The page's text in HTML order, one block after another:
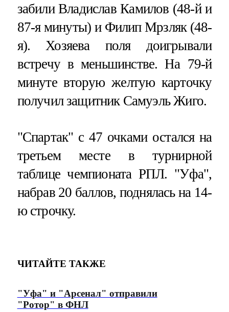
забили Владислав Камилов (48-й и
87-я минуты) и Филип Мрзляк (48-
я). Хозяева поля доигрывали
встречу в меньшинстве. На 79-й
минуте вторую желтую карточку
получил защитник Самуэль Жиго.
"Спартак" с 47 очками остался на
третьем месте в турнирной
таблице чемпионата РПЛ. "Уфа",
набрав 20 баллов, поднялась на 14-
ю строчку.
ЧИТАЙТЕ ТАКЖЕ
"Уфа" и "Арсенал" отправили
"Ротор" в ФНЛ